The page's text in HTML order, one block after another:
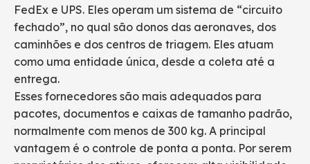
FedEx e UPS. Eles operam um sistema de “circuito
fechado”, no qual são donos das aeronaves, dos
caminhões e dos centros de triagem. Eles atuam
como uma entidade única, desde a coleta até a
entrega.
Esses fornecedores são mais adequados para
pacotes, documentos e caixas de tamanho padrão,
normalmente com menos de 300 kg. A principal
vantagem é o controle de ponta a ponta. Por serem